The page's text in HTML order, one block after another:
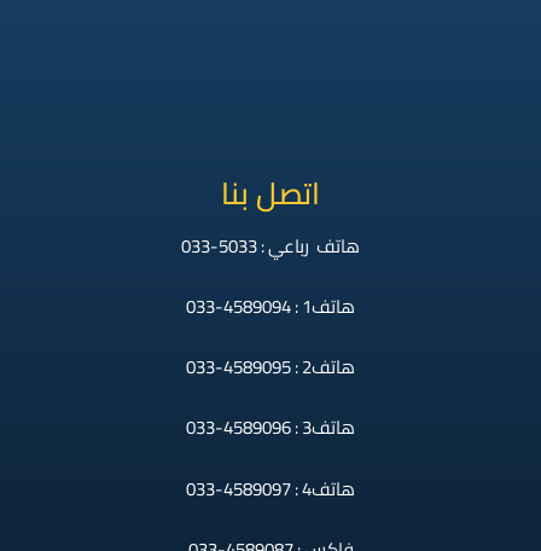
اتصل بنا
هاتف رباعي : 5033-033
هاتف1 : 4589094-033
هاتف2 : 4589095-033
هاتف3 : 4589096-033
هاتف4 : 4589097-033